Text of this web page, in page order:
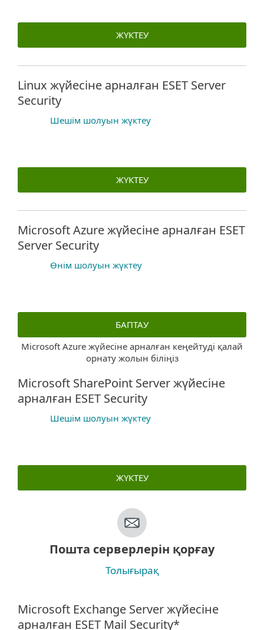
ЖҮКТЕУ
Linux жүйесіне арналған ESET Server
Security
Шешім шолуын жүктеу
ЖҮКТЕУ
Microsoft Azure жүйесіне арналған ESET
Server Security
Өнім шолуын жүктеу
БАПТАУ
Microsoft Azure жүйесіне арналған кеңейтуді қалай
орнату жолын біліңіз
Microsoft SharePoint Server жүйесіне
арналған ESET Security
Шешім шолуын жүктеу
ЖҮКТЕУ
Пошта серверлерін қорғау
Толығырақ
Microsoft Exchange Server жүйесіне
арналған ESET Mail Security*